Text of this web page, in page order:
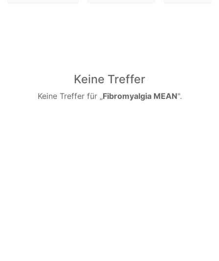
Keine Treffer
Keine Treffer für „Fibromyalgia MEAN".